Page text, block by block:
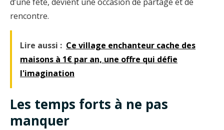
rencontre.
Lire aussi : Ce village enchanteur cache des
maisons à 1€ par an, une offre qui défie
l'imagination
Les temps forts à ne pas
manquer